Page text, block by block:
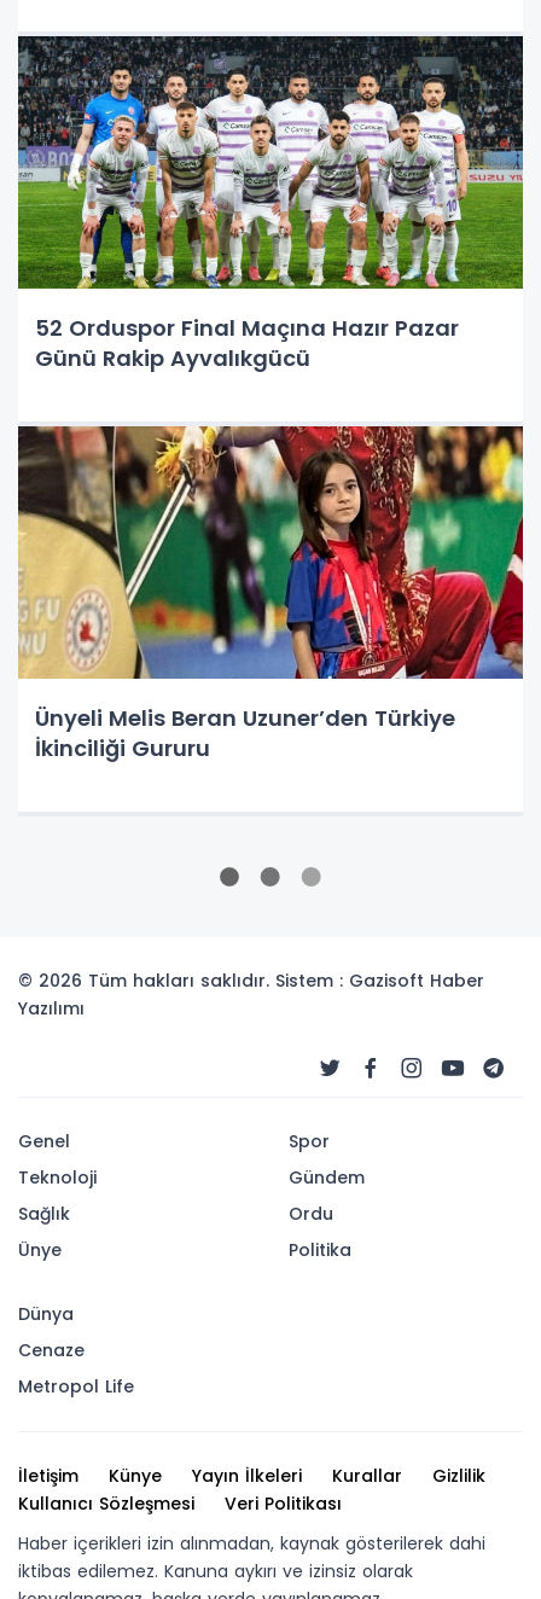
52 Orduspor Final Maçına Hazır Pazar
Günü Rakip Ayvalıkgücü
Ünyeli Melis Beran Uzuner’den Türkiye
İkinciliği Gururu
© 2026 Tüm hakları saklıdır. Sistem : Gazisoft Haber
Yazılımı
Genel
Teknoloji
Sağlık
Ünye
Spor
Gündem
Ordu
Politika
Dünya
Cenaze
Metropol Life
İletişim Künye Yayın İlkeleri Kurallar
Gizlilik
Kullanıcı Sözleşmesi
Veri Politikası
Haber içerikleri izin alınmadan, kaynak gösterilerek dahi
iktibas edilemez. Kanuna aykırı ve izinsiz olarak